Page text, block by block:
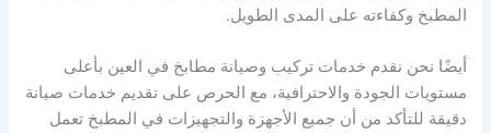
المطبخ وكفاءته على المدى الطويل.
أيضًا نحن نقدم خدمات تركيب وصيانة مطابخ في العين بأعلى
مستويات الجودة والاحترافية، مع الحرص على تقديم خدمات صيانة
دقيقة للتأكد من أن جميع الأجهزة والتجهيزات في المطبخ تعمل